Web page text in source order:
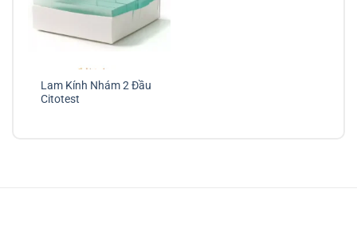
Lam Kính Nhám 2 Đầu
Citotest